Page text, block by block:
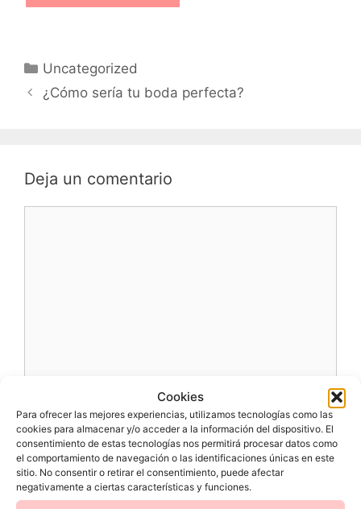
Cookies
Para ofrecer las mejores experiencias, utilizamos tecnologías como las
cookies para almacenar y/o acceder a la información del dispositivo. El
consentimiento de estas tecnologías nos permitirá procesar datos como
el comportamiento de navegación o las identificaciones únicas en este
sitio. No consentir o retirar el consentimiento, puede afectar
negativamente a ciertas características y funciones.
Categorías
Uncategorized
¿Cómo sería tu boda perfecta?
Deja un comentario
Correo
electrónico
Web